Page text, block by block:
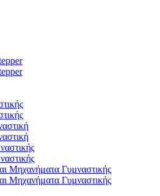
Μηχανήματα Γυμναστικής
Μηχανήματα Γυμναστικής